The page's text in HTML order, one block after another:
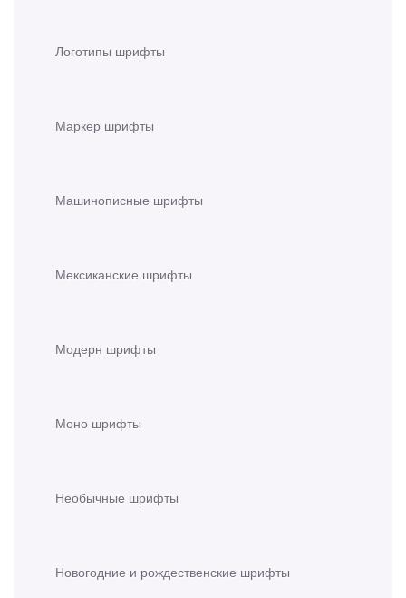
Логотипы шрифты
Маркер шрифты
Машинописные шрифты
Мексиканские шрифты
Модерн шрифты
Моно шрифты
Необычные шрифты
Новогодние и рождественские шрифты